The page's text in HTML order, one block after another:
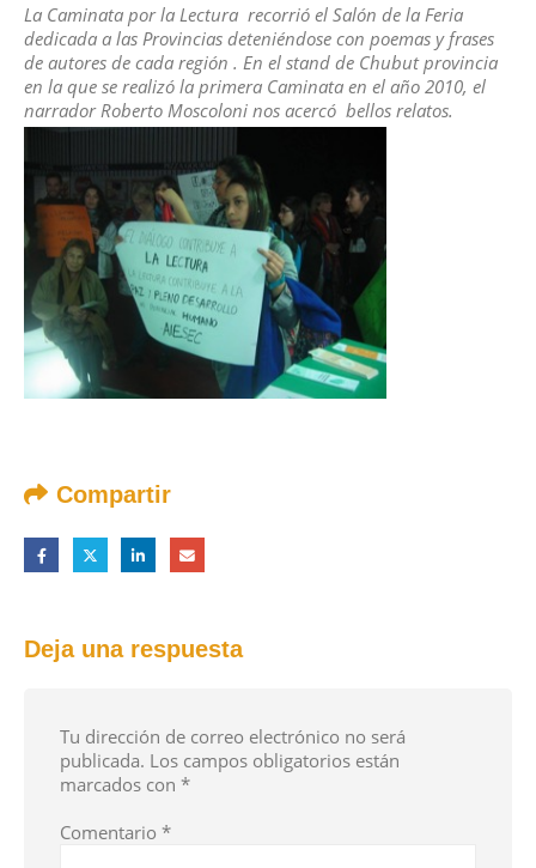
La Caminata por la Lectura recorrió el Salón de la Feria
dedicada a las Provincias deteniéndose con poemas y frases
de autores de cada región . En el stand de Chubut provincia
en la que se realizó la primera Caminata en el año 2010, el
narrador Roberto Moscoloni nos acercó bellos relatos.
Compartir
Deja una respuesta
Tu dirección de correo electrónico no será
publicada. Los campos obligatorios están
marcados con *
Comentario *